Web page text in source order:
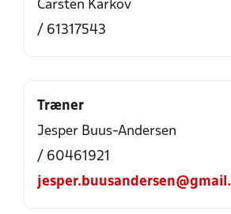
Carsten Karkov
/ 61317543
Træner
Jesper Buus-Andersen
/ 60461921